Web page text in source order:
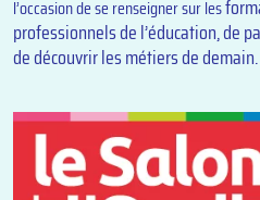
l’occasion de se renseigner sur les
professionnels de l’éducation, de
de découvrir les métiers de demain.